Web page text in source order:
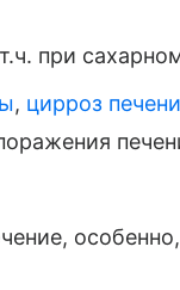
при
, цирроз печени